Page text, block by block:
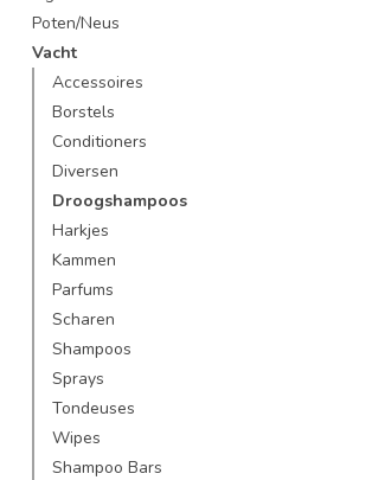
Poten/Neus
Vacht
Accessoires
Borstels
Conditioners
Diversen
Droogshampoos
Harkjes
Kammen
Parfums
Scharen
Shampoos
Sprays
Tondeuses
Wipes
Shampoo Bars